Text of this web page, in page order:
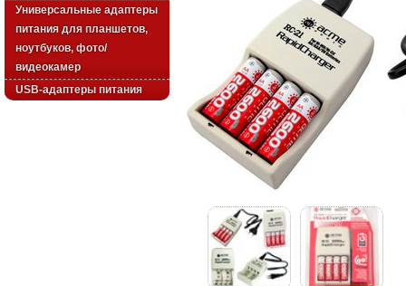
Универсальные адаптеры
питания для планшетов,
ноутбуков, фото/
видеокамер
USB-адаптеры питания